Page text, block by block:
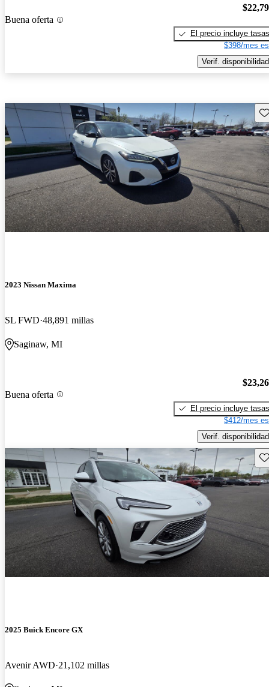
Buena oferta
El precio incluye tasas
$398/mes
Verif. disponibilidad
2023 Nissan Maxima
SL FWD 48,891 millas
Saginaw, MI
Buena oferta
El precio incluye tasas
$412/mes
Verif. disponibilidad
2025 Buick Encore GX
Avenir AWD 21,102 millas